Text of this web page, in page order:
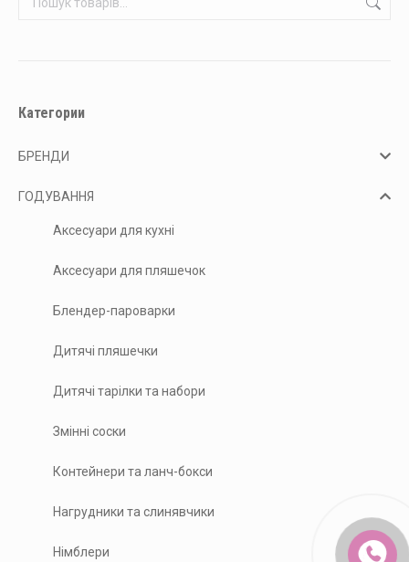
Категории
БРЕНДИ
ГОДУВАННЯ
Аксесуари для кухні
Аксесуари для пляшечок
Блендер-пароварки
Дитячі пляшечки
Дитячі тарілки та набори
Змінні соски
Контейнери та ланч-бокси
Нагрудники та слинявчики
Німблери